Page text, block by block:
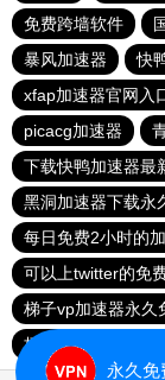
免费跨墙软件
暴风加速器
快
xfap加速器官网入
picacg加速器
下载快鸭加速器最
黑洞加速器下载永
每日免费2小时的
可以上twitter的免
梯子vp加速器永久
极光vp 官网
永久免